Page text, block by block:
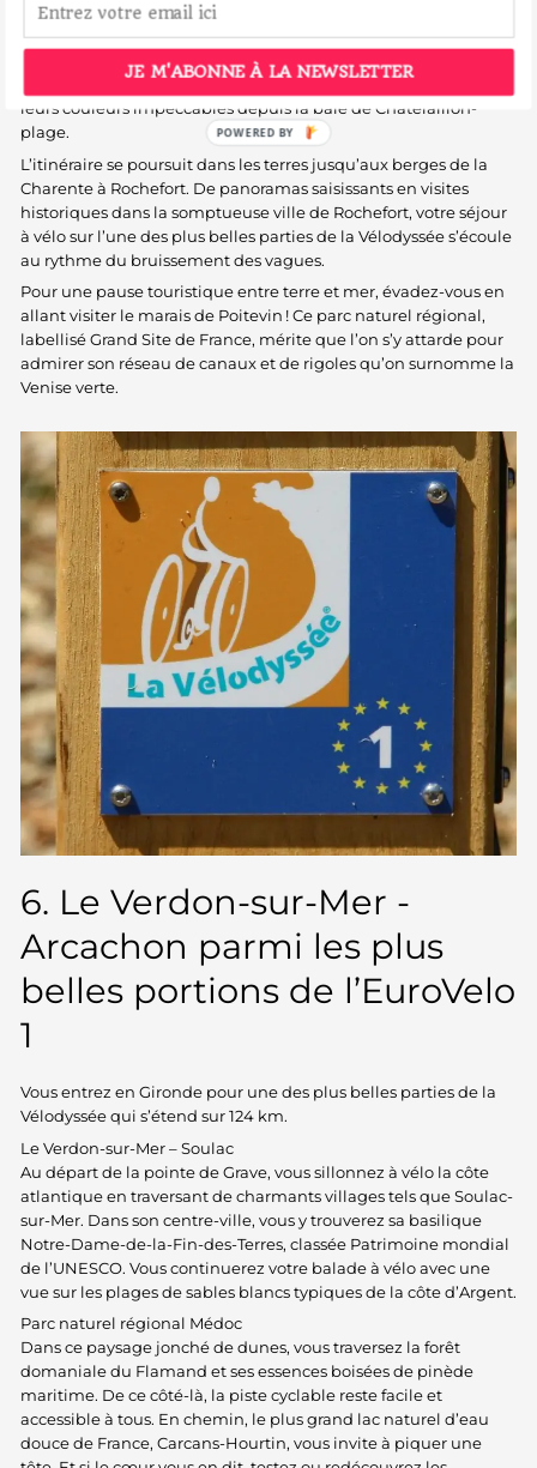
des tours médiévales de La Rochelle qui veillent sur le port,
vous suivez la véloroute de l’Atlantique le long de l’océan. Vous
profitez ainsi des plages spectaculaires de la région. Quant aux
leurs couleurs impeccables depuis la baie de Châtelaillon-
plage.
L’itinéraire se poursuit dans les terres jusqu’aux berges de la
Charente à Rochefort. De panoramas saisissants en visites
historiques dans la somptueuse ville de Rochefort, votre séjour
à vélo sur l’une des plus belles parties de la Vélodyssée s’écoule
au rythme du bruissement des vagues.
Pour une pause touristique entre terre et mer, évadez-vous en
allant visiter le marais de Poitevin ! Ce parc naturel régional,
labellisé Grand Site de France, mérite que l’on s’y attarde pour
admirer son réseau de canaux et de rigoles qu’on surnomme la
Venise verte.
6. Le Verdon-sur-Mer -
Arcachon parmi les plus
belles portions de l’EuroVelo
1
Vous entrez en Gironde pour une des plus belles parties de la
Vélodyssée qui s’étend sur 124 km.
Le Verdon-sur-Mer – Soulac
Au départ de la pointe de Grave, vous sillonnez à vélo la côte
atlantique en traversant de charmants villages tels que Soulac-
sur-Mer. Dans son centre-ville, vous y trouverez sa basilique
Notre-Dame-de-la-Fin-des-Terres, classée Patrimoine mondial
de l’UNESCO. Vous continuerez votre balade à vélo avec une
vue sur les plages de sables blancs typiques de la côte d’Argent.
Parc naturel régional Médoc
Dans ce paysage jonché de dunes, vous traversez la forêt
domaniale du Flamand et ses essences boisées de pinède
maritime. De ce côté-là, la piste cyclable reste facile et
accessible à tous. En chemin, le plus grand lac naturel d’eau
douce de France, Carcans-Hourtin, vous invite à piquer une
JE M'ABONNE À LA NEWSLETTER